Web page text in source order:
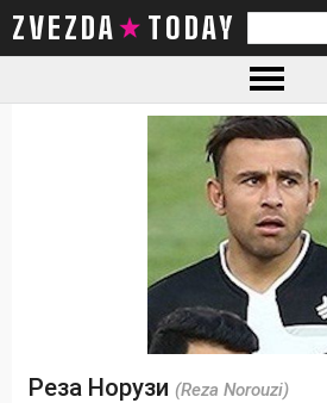
ZVEZDA TODAY
Реза Норузи (Reza Norouzi)